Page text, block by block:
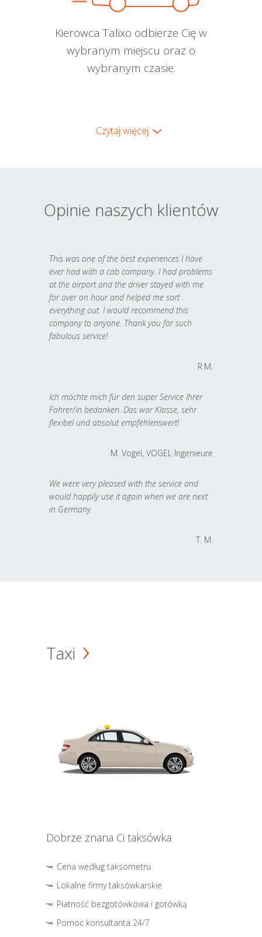
Kierowca Talixo odbierze Cię w
wybranym miejscu oraz o
wybranym czasie.
Czytaj więcej
Opinie naszych klientów
This was one of the best experiences I have
ever had with a cab company. I had problems
at the airport and the driver stayed with me
for over an hour and helped me sort
everything out. I would recommend this
company to anyone. Thank you for such
fabulous service!
R.M.
Ich möchte mich für den super Service Ihrer
Fahrer/in bedanken. Das war Klasse, sehr
flexibel und absolut empfehlenswert!
M. Vogel, VOGEL Ingenieure
We were very pleased with the service and
would happily use it again when we are next
in Germany.
T. M.
Taxi
Dobrze znana Ci taksówka
Cena według taksometru
Lokalne firmy taksówkarskie
Płatność bezgotówkowa i gotówką
Pomoc konsultanta 24/7